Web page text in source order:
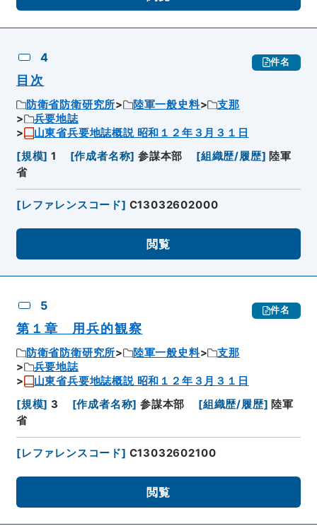
4 件名
目次
防衛省防衛研究所 陸軍一般史料
支那
兵要地誌
山東省兵要地誌概説 昭和１２年３月３１日
[規模] 1 [作成者名称] 参謀本部 [組織歴/履歴] 陸軍
省
[レファレンスコード] C13032602000
閲覧
5 件名
第１章 用兵的観察
防衛省防衛研究所 陸軍一般史料
支那
兵要地誌
山東省兵要地誌概説 昭和１２年３月３１日
[規模] 3 [作成者名称] 参謀本部 [組織歴/履歴] 陸軍
省
[レファレンスコード] C13032602100
閲覧